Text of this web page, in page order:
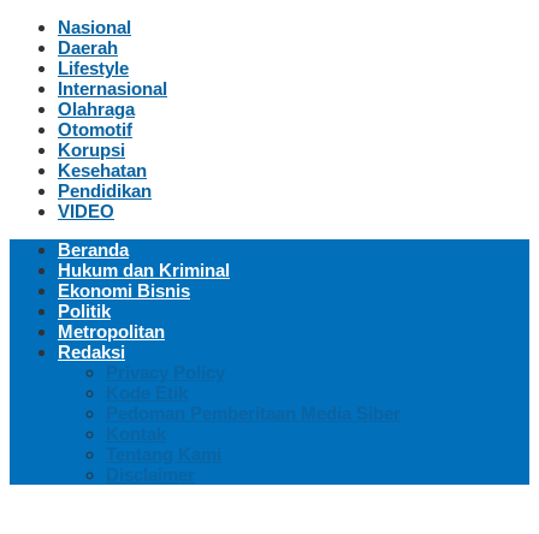
Nasional
Daerah
Lifestyle
Internasional
Olahraga
Otomotif
Korupsi
Kesehatan
Pendidikan
VIDEO
Beranda
Hukum dan Kriminal
Ekonomi Bisnis
Politik
Metropolitan
Redaksi
Privacy Policy
Kode Etik
Pedoman Pemberitaan Media Siber
Kontak
Tentang Kami
Disclaimer